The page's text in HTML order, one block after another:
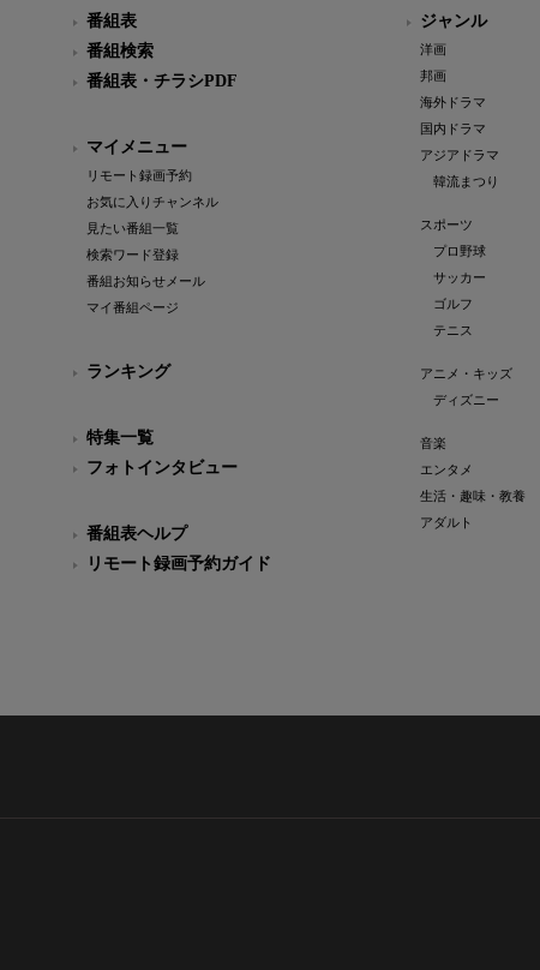
番組表
番組検索
番組表・チラシPDF
マイメニュー
リモート録画予約
お気に入りチャンネル
見たい番組一覧
検索ワード登録
番組お知らせメール
マイ番組ページ
ランキング
特集一覧
フォトインタビュー
番組表ヘルプ
リモート録画予約ガイド
ジャンル
洋画
邦画
海外ドラマ
国内ドラマ
アジアドラマ
韓流まつり
スポーツ
プロ野球
サッカー
ゴルフ
テニス
アニメ・キッズ
ディズニー
音楽
エンタメ
生活・趣味・教養
アダルト